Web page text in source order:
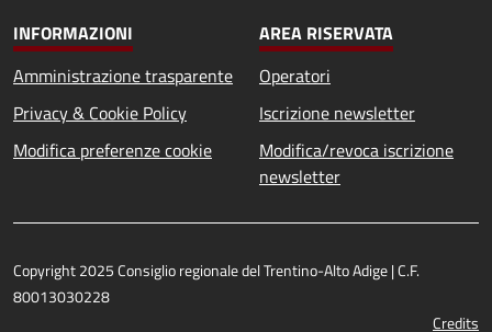
INFORMAZIONI
Amministrazione trasparente
Privacy & Cookie Policy
Modifica preferenze cookie
AREA RISERVATA
Operatori
Iscrizione newsletter
Modifica/revoca iscrizione
newsletter
Copyright 2025 Consiglio regionale del Trentino-Alto Adige | C.F.
80013030228
Credits